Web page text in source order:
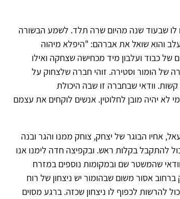
לו שבעוד שנה מהיום שרה תלד. לשמע הבשורה
והוא שואל את אברהם: "היפלא מיהוה
כבוד ועלבון מיד מכחישה שצחקה ואילו
של הומור וסטירה. זוהי חברה שלצחוק על
קשות. וודאי שבחברה זו שבה היכולת
לא יהיה מובן לחלוטין. אנשים לוקחים את עצמם
אחיו הבוגר של יצחק, צוחק ממנו והגר ובנה
להתקבל בקלות ראש. ובקפיצה חדה לימנו אנו
שהמשטר שם ובמקומות נוספים במזרח
אסור משום שבהומור יש ניצחון של רוח
להרשות לכפוף לו ניצחון שכזה. ברגע מסוים